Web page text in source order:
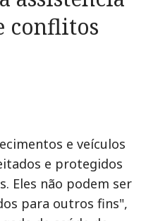
conflitos
e veículos
e protegidos
Eles não podem ser
para outros fins",